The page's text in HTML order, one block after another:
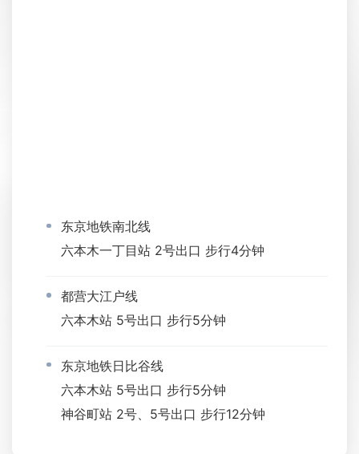
东京地铁南北线
六本木一丁目站 2号出口 步行4分钟
都营大江户线
六本木站 5号出口 步行5分钟
东京地铁日比谷线
六本木站 5号出口 步行5分钟
神谷町站 2号、5号出口 步行12分钟